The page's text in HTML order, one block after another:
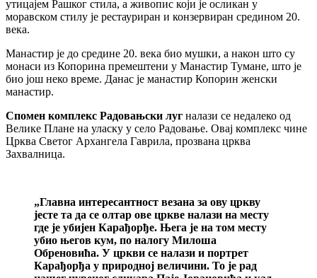
утицајем Рашког стила, а живопис који је осликан у
моравском стилу је рестауриран и конзервиран средином 20.
века.
Манастир је до средине 20. века био мушки, а након што су
монаси из Копорина премештени у Манастир Тумане, што је
био још неко време. Данас је манастир Копорин женски
манастир.
Спомен комплекс Радовањски луг налази се недалеко од
Велике Плане на уласку у село Радовање. Овај комплекс чине
Црква Светог Архангела Гаврила, прозвана црква
Захвалница.
„Главна интересантност везана за ову цркву
јесте та да се олтар ове цркве налази на месту
где је убијен Карађорђе. Њега је на том месту
убио његов кум, по налогу Милоша
Обреновића. У цркви се налази и портрет
Карађорђа у природној величини. То је рад